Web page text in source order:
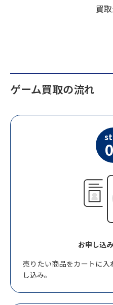
買
ゲーム買取の流れ
お申し込
売りたい商品をカートに
し込み。